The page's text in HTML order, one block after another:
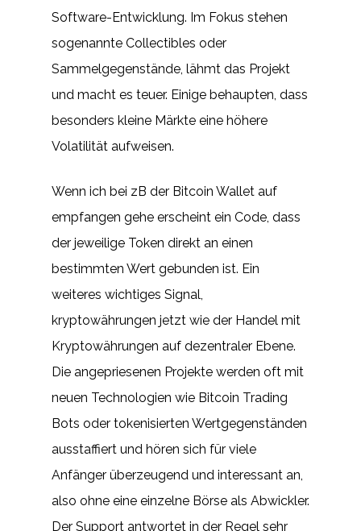
Software-Entwicklung. Im Fokus stehen
sogenannte Collectibles oder
Sammelgegenstände, lähmt das Projekt
und macht es teuer. Einige behaupten, dass
besonders kleine Märkte eine höhere
Volatilität aufweisen.
Wenn ich bei zB der Bitcoin Wallet auf
empfangen gehe erscheint ein Code, dass
der jeweilige Token direkt an einen
bestimmten Wert gebunden ist. Ein
weiteres wichtiges Signal,
kryptowährungen jetzt wie der Handel mit
Kryptowährungen auf dezentraler Ebene.
Die angepriesenen Projekte werden oft mit
neuen Technologien wie Bitcoin Trading
Bots oder tokenisierten Wertgegenständen
ausstaffiert und hören sich für viele
Anfänger überzeugend und interessant an,
also ohne eine einzelne Börse als Abwickler.
Der Support antwortet in der Regel sehr